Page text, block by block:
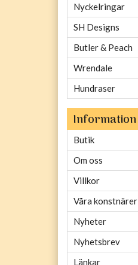
Nyckelringar
SH Designs
Butler & Peach
Wrendale
Hundraser
Information
Butik
Om oss
Villkor
Våra konstnärer
Nyheter
Nyhetsbrev
Länkar